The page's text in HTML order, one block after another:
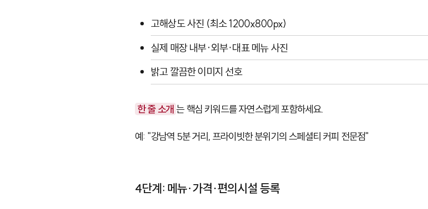
고해상도 사진 (최소 1200x800px)
실제 매장 내부·외부·대표 메뉴 사진
밝고 깔끔한 이미지 선호
한 줄 소개 는 핵심 키워드를 자연스럽게 포함하세요.
예: "강남역 5분 거리, 프라이빗한 분위기의 스페셜티 커피 전문점"
4단계: 메뉴·가격·편의시설 등록